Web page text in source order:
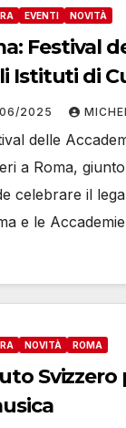
EVENTI NOVITÀ
Festival
Istituti di
2025
delle
a Roma,
celebrare il
e le
NOVITÀ ROMA
Svizzero